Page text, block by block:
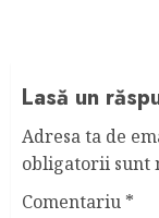
Lasă un
Adresa ta de
obligatorii sunt
Comentariu *